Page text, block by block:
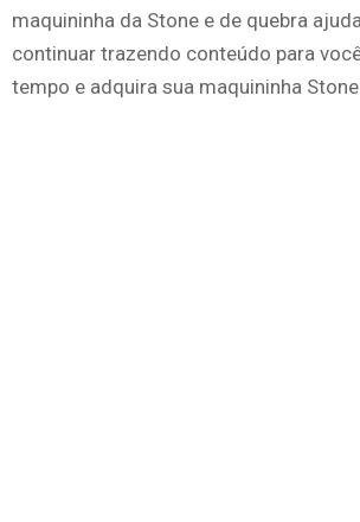
maquininha da Stone e de quebra
continuar trazendo conteúdo para
tempo e adquira sua maquininha Stone